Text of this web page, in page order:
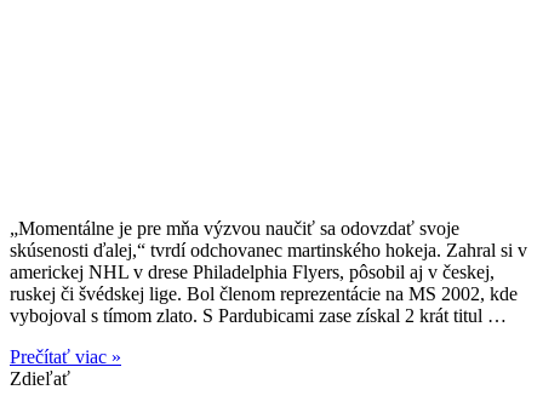
„Momentálne je pre mňa výzvou naučiť sa odovzdať svoje
skúsenosti ďalej,“ tvrdí odchovanec martinského hokeja. Zahral si v
americkej NHL v drese Philadelphia Flyers, pôsobil aj v českej,
ruskej či švédskej lige. Bol členom reprezentácie na MS 2002, kde
vybojoval s tímom zlato. S Pardubicami zase získal 2 krát titul …
Prečítať viac »
Zdieľať